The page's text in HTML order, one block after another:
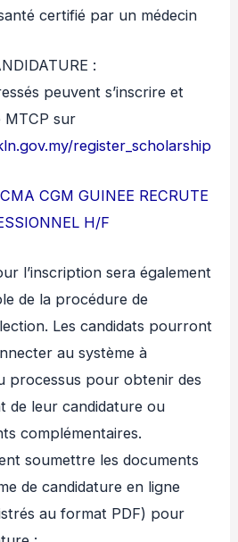
certifié par un médecin
:
peuvent s’inscrire et
MTCP sur
register_scholarship
CMA CGM GUINEE RECRUTE
H/F
l’inscription sera également
de la procédure de
Les candidats pourront
au système à
processus pour obtenir des
de leur candidature ou
complémentaires.
soumettre les documents
de candidature en ligne
au format PDF) pour